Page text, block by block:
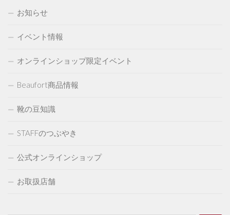
お知らせ
イベント情報
オンラインショップ限定イベント
Beaufort商品情報
靴の豆知識
STAFFのつぶやき
公式オンラインショップ
お取扱店舗